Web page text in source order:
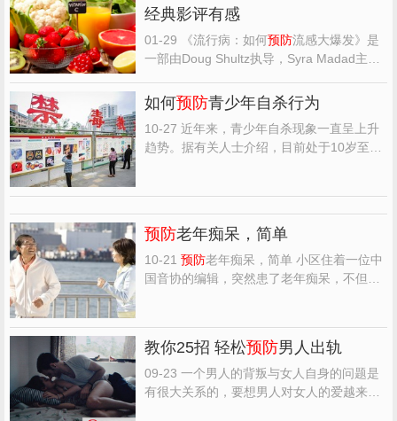
经典影评有感
01-29 《流行病：如何预防流感大爆发》是
一部由Doug Shultz执导，Syra Madad主演
整理的一些观众的影评，希望对大家能有帮
助。 《流行病：如何预防 流感大爆发》影评
(一)：看 跟随这部系列纪录片认识那些奋战
在抗击流感第一线...
如何预防青少年自杀行为
10-27 近年来，青少年自杀现象一直呈上升
趋势。据有关人士介绍，目前处于10岁至25
预防青少年自杀，悲...
预防老年痴呆，简单
10-21 预防老年痴呆，简单 小区住着一位中
国音协的编辑，突然患了老年痴呆，不但生
也患上了老年痴呆，儿女都在国外，很可
怜。 人上了四十岁以...
教你25招 轻松预防男人出轨
09-23 一个男人的背叛与女人自身的问题是
有很大关系的，要想男人对女人的爱越来越